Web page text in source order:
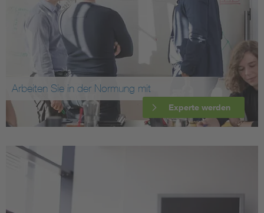
Arbeiten Sie in der Normung mit
Experte werden